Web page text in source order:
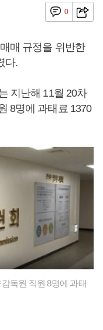
0
매 규정을 위반한
다.
지난해 11월 20차
8명에 과태료 1370
독원 직원 8명에 과태